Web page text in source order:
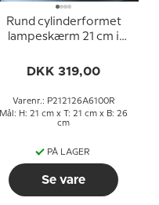
Rund cylinderformet
lampeskærm 21 cm i
DKK 319,00
Varenr.: P212126A6100R
Mål: H: 21 cm x T: 21 cm x B: 26
cm
PÅ LAGER
Se vare